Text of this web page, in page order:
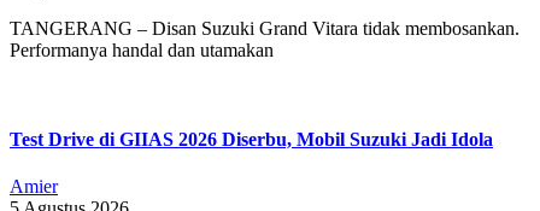
TANGERANG – Disan Suzuki Grand Vitara tidak membosankan.
Performanya handal dan utamakan
Test Drive di GIIAS 2026 Diserbu, Mobil Suzuki Jadi Idola
Amier